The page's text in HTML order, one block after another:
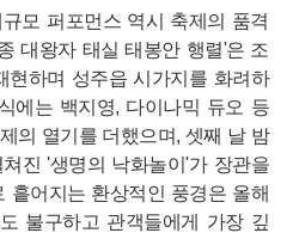
모 퍼포먼스 역시 축제의 품격
대왕자 태실 태봉안 행렬'은 조
현하며 성주읍 시가지를 화려하
에는 백지영, 다이나믹 듀오 등
의 열기를 더했으며, 셋째 날 밤
진 '생명의 낙화놀이'가 장관을
흩어지는 환상적인 풍경은 올해
불구하고 관객들에게 가장 깊